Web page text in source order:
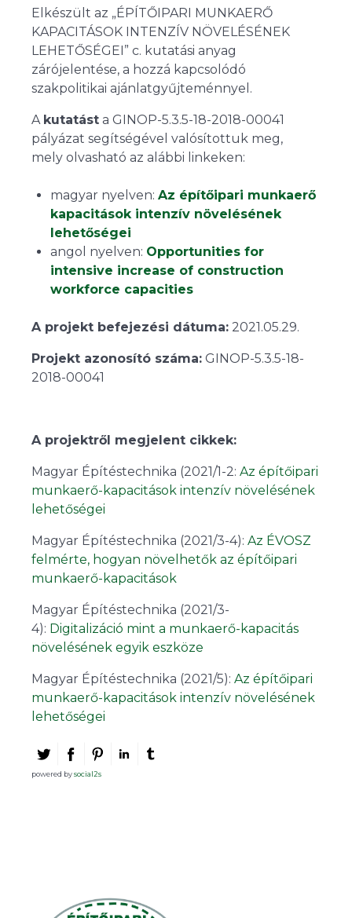
Elkészült az „ÉPÍTŐIPARI MUNKAERŐ
KAPACITÁSOK INTENZÍV NÖVELÉSÉNEK
LEHETŐSÉGEI” c. kutatási anyag
zárójelentése, a hozzá kapcsolódó
szakpolitikai ajánlatgyűjteménnyel.
A kutatást a GINOP-5.3.5-18-2018-00041
pályázat segítségével valósítottuk meg,
mely olvasható az alábbi linkeken:
magyar nyelven: Az építőipari munkaerő
kapacitások intenzív növelésének
lehetőségei
angol nyelven: Opportunities for
intensive increase of construction
workforce capacities
A projekt befejezési dátuma: 2021.05.29.
Projekt azonosító száma: GINOP-5.3.5-18-
2018-00041
A projektről megjelent cikkek:
Magyar Építéstechnika (2021/1-2: Az építőipari
munkaerő-kapacitások intenzív növelésének
lehetőségei
Magyar Építéstechnika (2021/3-4): Az ÉVOSZ
felmérte, hogyan növelhetők az építőipari
munkaerő-kapacitások
Magyar Építéstechnika (2021/3-
4): Digitalizáció mint a munkaerő-kapacitás
növelésének egyik eszköze
Magyar Építéstechnika (2021/5): Az építőipari
munkaerő-kapacitások intenzív növelésének
lehetőségei
powered bysocial2s